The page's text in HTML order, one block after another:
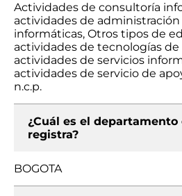
Actividades de consultoría
actividades de
informáticas, Otros tipos de
actividades de tecnologías
actividades de servicios
actividades de servicio de
n.c.p.
¿Cuál es el departamento
registra?
BOGOTA